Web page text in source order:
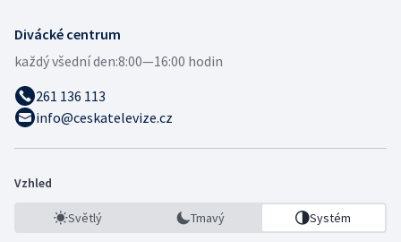
Divácké centrum
každý všední den:8:00—16:00 hodin
261 136 113
info@ceskatelevize.cz
Vzhled
Světlý Tmavý Systém